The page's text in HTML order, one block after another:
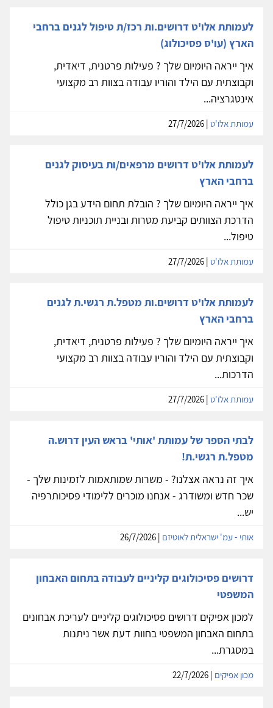
לעמותת אלו'ט דרושים.ות רכז/ת טיפול לגנים ברחבי
הארץ (עו'ס פסיכולוג)
איך ייראה היומיום שלך ? פעילות פרטנית, דיאדית,
וקבוצתית עם הילד והוריו עבודה בצוות רב מקצועי
אינטגרציה...
עמותת אלו'ט
לעמותת אלו'ט דרושים מרפאים/ות בעיסוק לגנים
ברחבי הארץ
איך ייראה היומיום שלך ? הובלת תחום הידע בגן כולל
הדרכת הצוותים קביעת מטרות ובניית תוכניות טיפול
טיפול...
עמותת אלו'ט
לעמותת אלו'ט דרושים.ות מטפל.ת רגשי.ת לגנים
ברחבי הארץ
איך ייראה היומיום שלך ? פעילות פרטנית, דיאדית,
וקבוצתית עם הילד והוריו עבודה בצוות רב מקצועי
הדרכות...
עמותת אלו'ט
לבתי הספר של עמותת 'אותי' בראש העין דרוש.ה
מטפל.ת רגשי.ת!
איך זה נראה אצלנו? - משרות שמותאמות לזמינות שלך -
שכר חדש ומשודרג - אנחנו מוכרים ללימודי פסיכותרפיה
יש...
אותי - עמ' ישראלית לאוטיזם
דרושים פסיכולוגים קליניים לעבודה בתחום האבחון
המשפטי
למכון אפיקים דרושים פסיכולוגים קליניים לעריכת אבחונים
בתחום האבחון המשפטי בחוות דעת אשר ניתנות
במסגרת...
מכון אפיקים